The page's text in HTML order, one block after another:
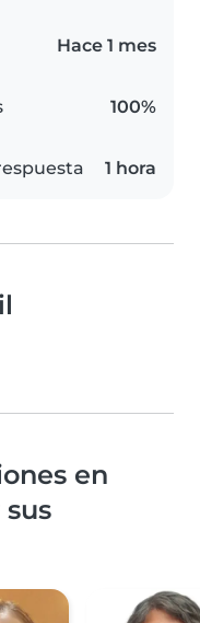
Hace 1 mes
100%
1 hora
en